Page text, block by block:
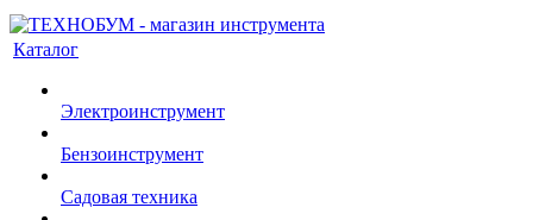
Каталог
Электроинструмент
Бензоинструмент
Садовая техника